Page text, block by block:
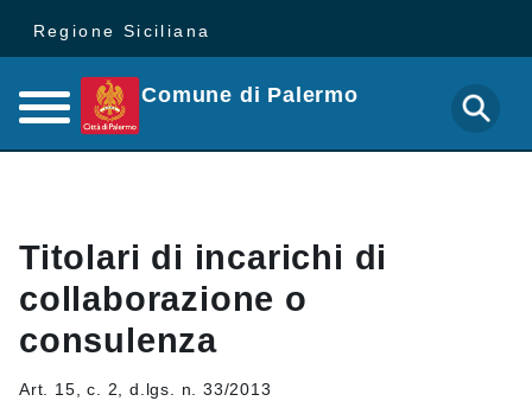
Regione Siciliana
Comune di Palermo
Titolari di incarichi di
collaborazione o
consulenza
Art. 15, c. 2, d.lgs. n. 33/2013